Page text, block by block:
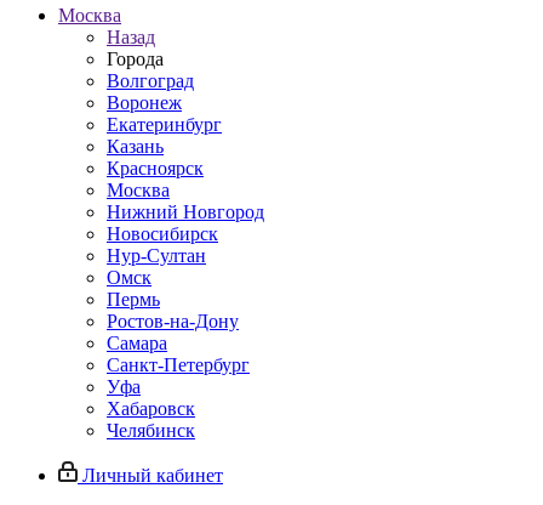
Москва
Назад
Города
Волгоград
Воронеж
Екатеринбург
Казань
Красноярск
Москва
Нижний Новгород
Новосибирск
Нур-Султан
Омск
Пермь
Ростов-на-Дону
Самара
Санкт-Петербург
Уфа
Хабаровск
Челябинск
Личный кабинет